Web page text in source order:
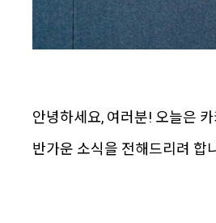
안녕하세요, 여러분! 오늘은
반가운 소식을 전해드리려 합